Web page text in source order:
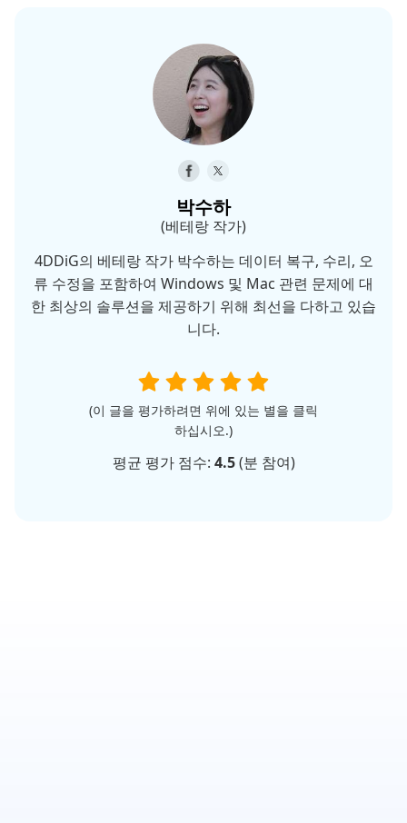
박수하
(베테랑 작가)
4DDiG의 베테랑 작가 박수하는 데이터 복구, 수리, 오
류 수정을 포함하여 Windows 및 Mac 관련 문제에 대
한 최상의 솔루션을 제공하기 위해 최선을 다하고 있습
니다.
(이 글을 평가하려면 위에 있는 별을 클릭
하십시오.)
평균 평가 점수: 4.5(분 참여)